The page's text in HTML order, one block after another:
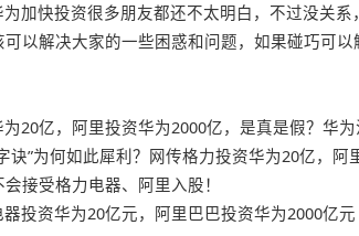
加快投资很多朋友都还不太明白，不过没关
以解决大家的一些困惑和问题，如果碰巧可
20亿，阿里投资华为2000亿，是真是假？华
诀”为何如此犀利？网传格力投资华为20亿，
接受格力电器、阿里入股！
投资华为20亿元，阿里巴巴投资华为2000亿